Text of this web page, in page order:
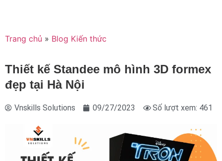
Trang chủ » Blog Kiến thức
Thiết kế Standee mô hình 3D formex
đẹp tại Hà Nội
Vnskills Solutions 09/27/2023 Số lượt xem: 461